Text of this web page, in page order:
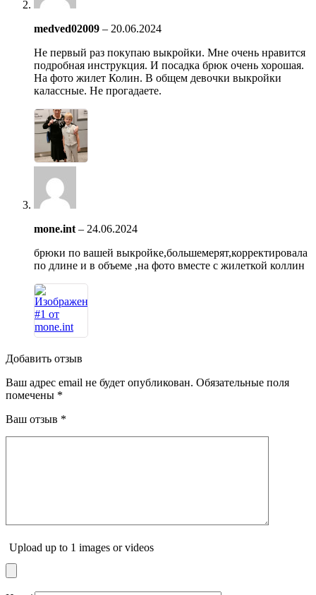
medved02009 – 20.06.2024
Не первый раз покупаю выкройки. Мне очень нравится
подробная инструкция. И посадка брюк очень хорошая.
На фото жилет Колин. В общем девочки выкройки
калассные. Не прогадаете.
mone.int – 24.06.2024
брюки по вашей выкройке,большемерят,корректировала
по длине и в объеме ,на фото вместе с жилеткой коллин
Добавить отзыв
Ваш адрес email не будет опубликован. Обязательные поля
помечены *
Ваш отзыв *
Upload up to 1 images or videos